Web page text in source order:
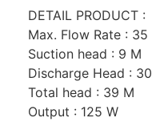
DETAIL PRODUCT :
Max. Flow Rate :
Suction head : 9 M
Discharge Head :
Total head : 39 M
Output : 125 W